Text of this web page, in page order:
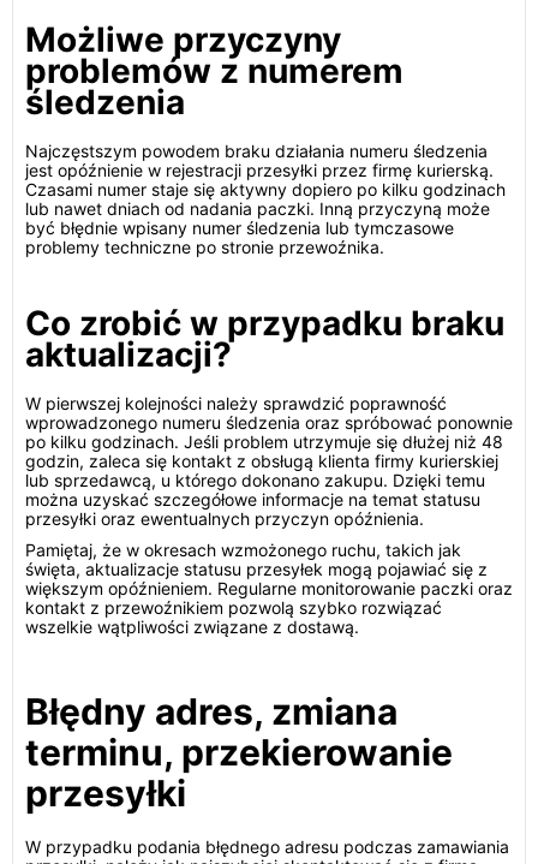
Możliwe przyczyny
problemów z numerem
śledzenia
Najczęstszym powodem braku działania numeru śledzenia
jest opóźnienie w rejestracji przesyłki przez firmę kurierską.
Czasami numer staje się aktywny dopiero po kilku godzinach
lub nawet dniach od nadania paczki. Inną przyczyną może
być błędnie wpisany numer śledzenia lub tymczasowe
problemy techniczne po stronie przewoźnika.
Co zrobić w przypadku braku
aktualizacji?
W pierwszej kolejności należy sprawdzić poprawność
wprowadzonego numeru śledzenia oraz spróbować ponownie
po kilku godzinach. Jeśli problem utrzymuje się dłużej niż 48
godzin, zaleca się kontakt z obsługą klienta firmy kurierskiej
lub sprzedawcą, u którego dokonano zakupu. Dzięki temu
można uzyskać szczegółowe informacje na temat statusu
przesyłki oraz ewentualnych przyczyn opóźnienia.
Pamiętaj, że w okresach wzmożonego ruchu, takich jak
święta, aktualizacje statusu przesyłek mogą pojawiać się z
większym opóźnieniem. Regularne monitorowanie paczki oraz
kontakt z przewoźnikiem pozwolą szybko rozwiązać
wszelkie wątpliwości związane z dostawą.
Błędny adres, zmiana
terminu, przekierowanie
przesyłki
W przypadku podania błędnego adresu podczas zamawiania